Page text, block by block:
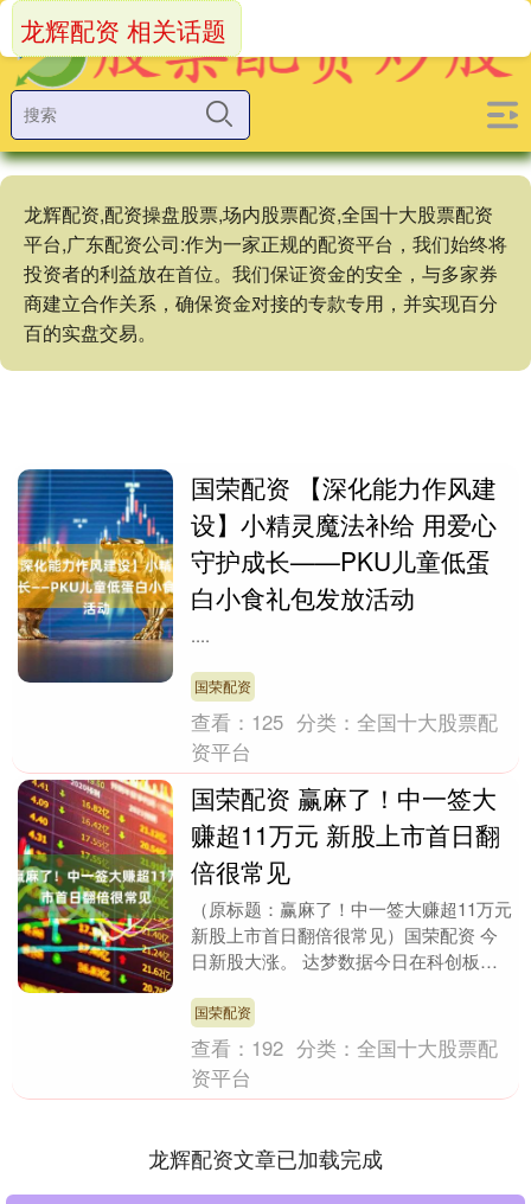
龙辉配资,配资操盘股票,场内股票配资,全国十大股票配资
平台,广东配资公司:作为一家正规的配资平台，我们始终将
投资者的利益放在首位。我们保证资金的安全，与多家券
商建立合作关系，确保资金对接的专款专用，并实现百分
百的实盘交易。
龙辉配资 相关话题
国荣配资 【深化能力作风建
设】小精灵魔法补给 用爱心
守护成长——PKU儿童低蛋
白小食礼包发放活动
....
国荣配资
查看： 125 分类：全国十大股票配
资平台
国荣配资 赢麻了！中一签大
赚超11万元 新股上市首日翻
倍很常见
（原标题：赢麻了！中一签大赚超11万元
新股上市首日翻倍很常见）国荣配资 今
日新股大涨。 达梦数据今日在科创板正
股，今....
国荣配资
查看： 192 分类：全国十大股票配
资平台
龙辉配资文章已加载完成